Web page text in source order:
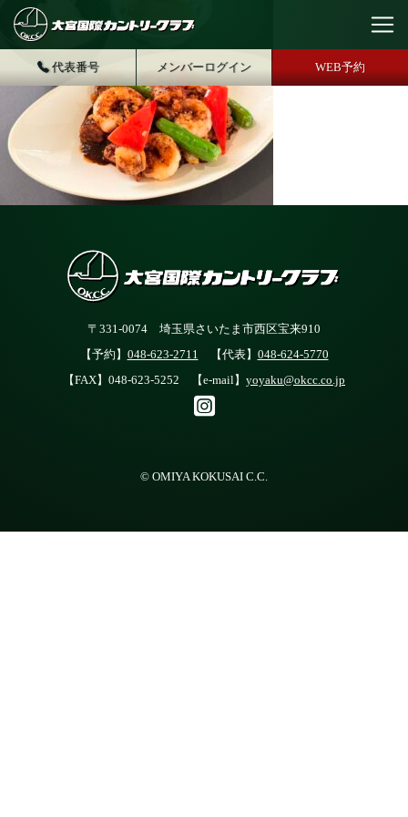
代表番号 メンバーログイン WEB予約
〒331-0074 埼玉県さいたま市西区宝来910
【予約】 048-623-2711 【代表】 048-624-5770
【FAX】048-623-5252 【e-mail】 yoyaku@okcc.co.jp
© OMIYA KOKUSAI C.C.